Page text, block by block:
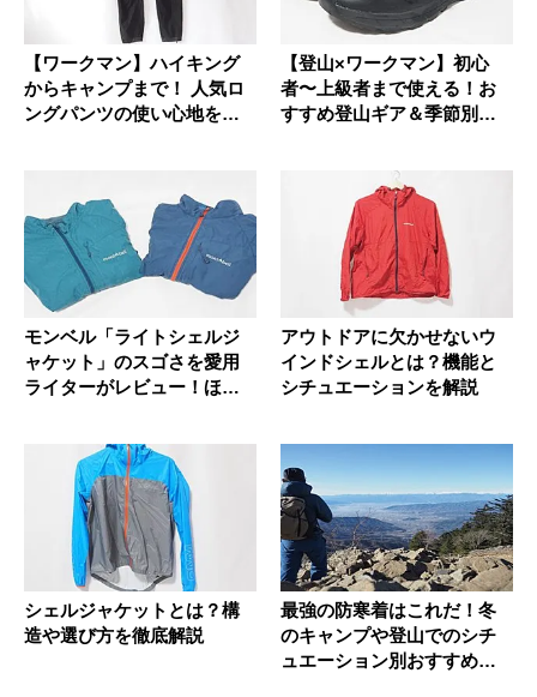
【ワークマン】ハイキング
からキャンプまで！ 人気ロ
ングパンツの使い心地をレ
【登山×ワークマン】初心
者〜上級者まで使える！お
すすめ登山ギア＆季節別コ
モンベル「ライトシェルジ
ャケット」のスゴさを愛用
ライターがレビュー！ほか
アウトドアに欠かせないウ
インドシェルとは？機能と
シチュエーションを解説
シェルジャケットとは？構
造や選び方を徹底解説
最強の防寒着はこれだ！冬
のキャンプや登山でのシチ
ュエーション別おすすめア